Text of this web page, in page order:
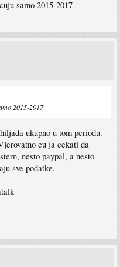
samo 2015-2017
2015-2017
ukupno u tom periodu.
cu ja cekati da
nesto paypal, a nesto
sve podatke.